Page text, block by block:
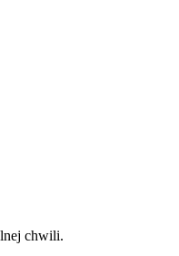
chwili.